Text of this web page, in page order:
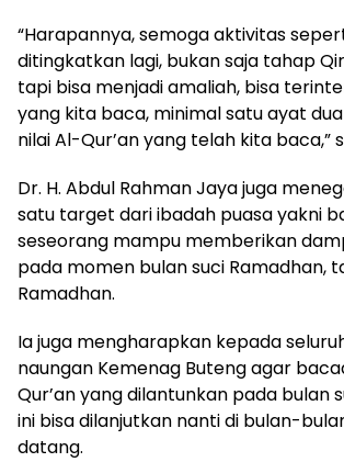
“Harapannya, semoga aktivitas
ditingkatkan lagi, bukan saja tahap
tapi bisa menjadi amaliah, bisa
yang kita baca, minimal satu ayat
nilai Al-Qur’an yang telah kita baca,”
Dr. H. Abdul Rahman Jaya juga
satu target dari ibadah puasa yakni
seseorang mampu memberikan
pada momen bulan suci Ramadhan,
Ramadhan.
Ia juga mengharapkan kepada
naungan Kemenag Buteng agar
Qur’an yang dilantunkan pada bulan
ini bisa dilanjutkan nanti di bulan-
datang.